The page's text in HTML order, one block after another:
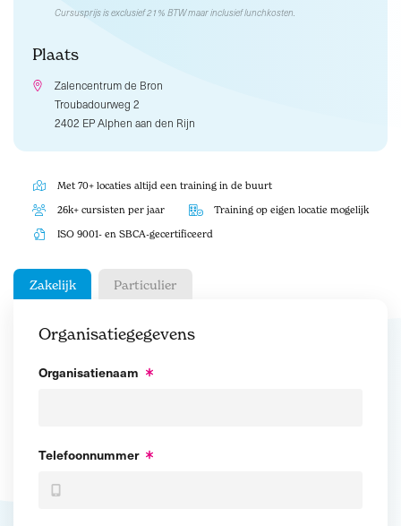
Cursusprijs is exclusief 21% BTW maar inclusief lunchkosten.
Plaats
Zalencentrum de Bron
Troubadourweg 2
2402 EP Alphen aan den Rijn
Met 70+ locaties altijd een training in de buurt
26k+ cursisten per jaar Training op eigen locatie mogelijk
ISO 9001- en SBCA-gecertificeerd
Zakelijk Particulier
Organisatiegegevens
Organisatienaam
Telefoonnummer